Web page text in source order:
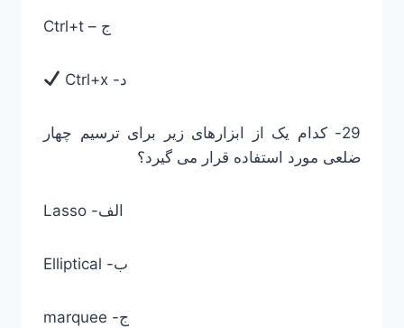
Ctrl+t – ج
Ctrl+x -د
29- کدام یک از ابزارهای زیر برای ترسیم چهار
ضلعی مورد استفاده قرار می گیرد؟
Lasso -الف
Elliptical -ب
marquee -ج